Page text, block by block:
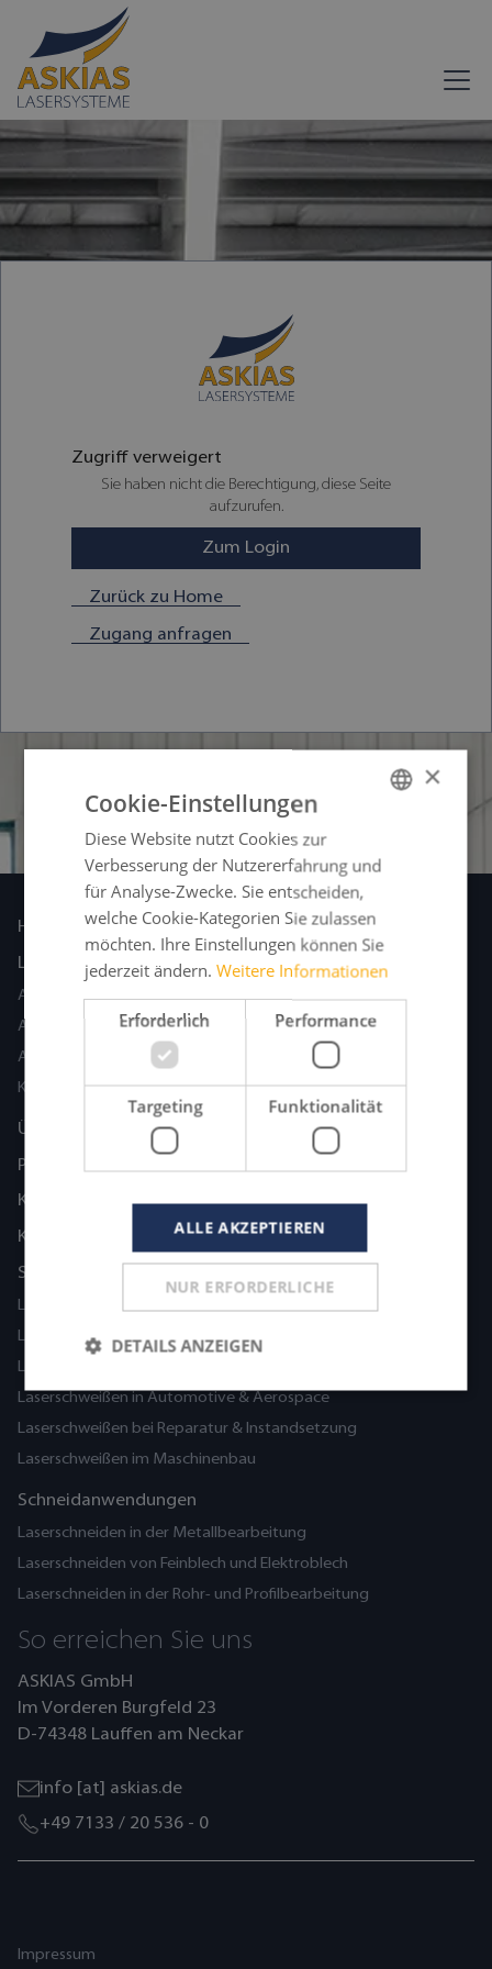
Zugriff verweigert
Sie haben nicht die Berechtigung, diese Seite
aufzurufen.
Zum Login
Zurück zu Home
Zugang anfragen
Home
Laseranlagen
ASKIAS Adaption
ASKIAS Agilion
ASKIAS Precision
KIMLA Laserschneidanlagen
Über uns
Partner
Karriere
Kontakt
Schweißanwendungen
Laserschweißen in der Medizintechnik
Laserschweißen in der Blechbearbeitung
Laserschweißen im Werkzeug- und Formenbau
Laserschweißen in Automotive & Aerospace
Laserschweißen bei Reparatur & Instandsetzung
Laserschweißen im Maschinenbau
Schneidanwendungen
Laserschneiden in der Metallbearbeitung
Laserschneiden von Feinblech und Elektroblech
Laserschneiden in der Rohr- und Profilbearbeitung
So erreichen Sie uns
ASKIAS GmbH
Im Vorderen Burgfeld 23
D-74348 Lauffen am Neckar
info [at] askias.de
+49 7133 / 20 536 - 0
Impressum
FRENCH
SPANISH
×
Cookie-Einstellungen
Diese Website nutzt Cookies zur
Verbesserung der Nutzererfahrung und
für Analyse-Zwecke. Sie entscheiden,
welche Cookie-Kategorien Sie zulassen
möchten. Ihre Einstellungen können Sie
jederzeit ändern. Weitere Informationen
Erforderlich Performance
Targeting Funktionalität
ALLE AKZEPTIEREN
NUR ERFORDERLICHE
DETAILS ANZEIGEN